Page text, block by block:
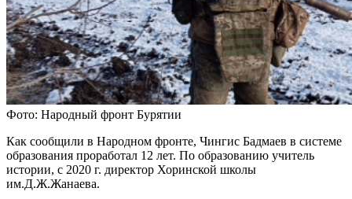
Фото: Народный фронт Бурятии
Как сообщили в Народном фронте, Чингис Бадмаев в системе
образования проработал 12 лет. По образованию учитель
истории, с 2020 г. директор Хоринской школы
им.Д.Ж.Жанаева.